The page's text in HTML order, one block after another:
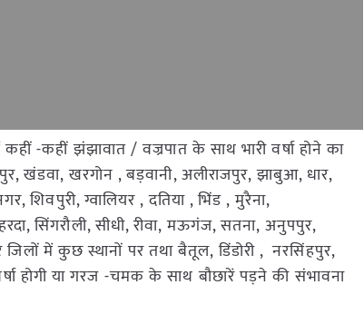
-कहीं झंझावात / वज्रपात के साथ भारी वर्षा होने का
खंडवा, खरगोन , बड़वानी, अलीराजपुर, झाबुआ, धार,
शिवपुरी, ग्वालियर , दतिया , भिंड , मुरैना,
सिंगरौली, सीधी, रीवा, मऊगंज, सतना, अनुपपुर,
में कुछ स्थानों पर तथा बैतूल, डिंडोरी , नरसिंहपुर,
होगी या गरज -चमक के साथ बौछारें पड़ने की संभावना